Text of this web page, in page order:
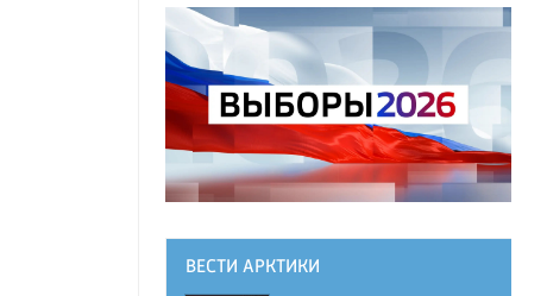
ВЕСТИ АРКТИКИ